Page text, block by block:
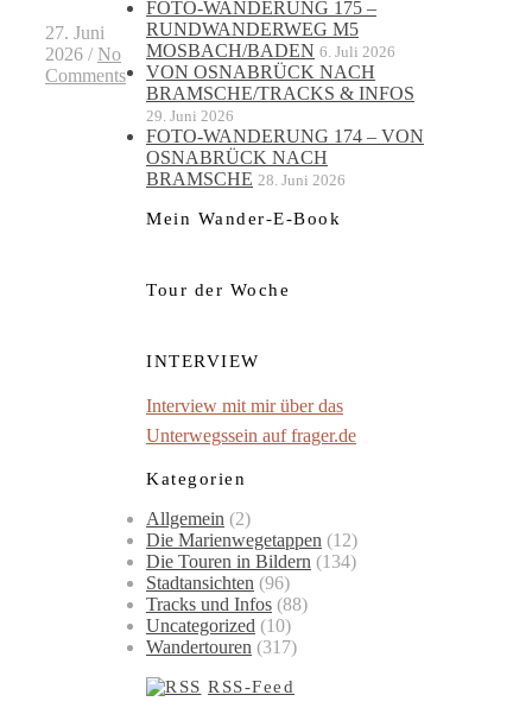
27. Juni
2026 / No
Comments
FOTO-WANDERUNG 175 –
RUNDWANDERWEG M5
MOSBACH/BADEN 6. Juli 2026
VON OSNABRÜCK NACH
BRAMSCHE/TRACKS & INFOS
29. Juni 2026
FOTO-WANDERUNG 174 – VON
OSNABRÜCK NACH
BRAMSCHE 28. Juni 2026
Mein Wander-E-Book
Tour der Woche
INTERVIEW
Interview mit mir über das
Unterwegssein auf frager.de
Kategorien
Allgemein (2)
Die Marienwegetappen (12)
Die Touren in Bildern (134)
Stadtansichten (96)
Tracks und Infos (88)
Uncategorized (10)
Wandertouren (317)
RSS-Feed